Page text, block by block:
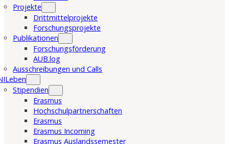
Projekte
Drittmittelprojekte
Forschungsprojekte
Publikationen
Forschungsförderung
AUB.log
Ausschreibungen und Calls
Stipendien
Erasmus
Hochschulpartnerschaften
Erasmus
Erasmus Incoming
Erasmus Auslandssemester